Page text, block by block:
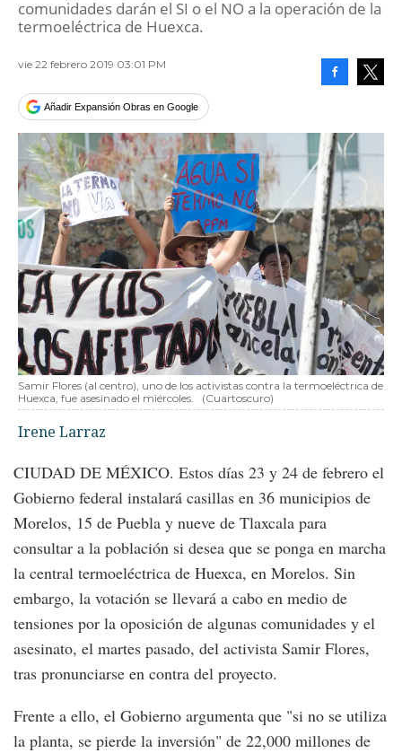
comunidades darán el SI o el NO a la operación de la
termoeléctrica de Huexca.
vie 22 febrero 2019 03:01 PM
Añadir Expansión Obras en Google
Samir Flores (al centro), uno de los activistas contra la termoeléctrica de
Huexca, fue asesinado el miércoles.
(Cuartoscuro)
Irene Larraz
CIUDAD DE MÉXICO. Estos días 23 y 24 de febrero el
Gobierno federal instalará casillas en 36 municipios de
Morelos, 15 de Puebla y nueve de Tlaxcala para
consultar a la población si desea que se ponga en marcha
la central termoeléctrica de Huexca, en Morelos. Sin
embargo, la votación se llevará a cabo en medio de
tensiones por la oposición de algunas comunidades y el
asesinato, el martes pasado, del activista Samir Flores,
tras pronunciarse en contra del proyecto.
Frente a ello, el Gobierno argumenta que "si no se utiliza
la planta, se pierde la inversión" de 22,000 millones de